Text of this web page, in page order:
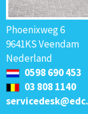
Phoenixweg 6
9641KS Veendam
Nederland
0598 690 453
03 808 1140